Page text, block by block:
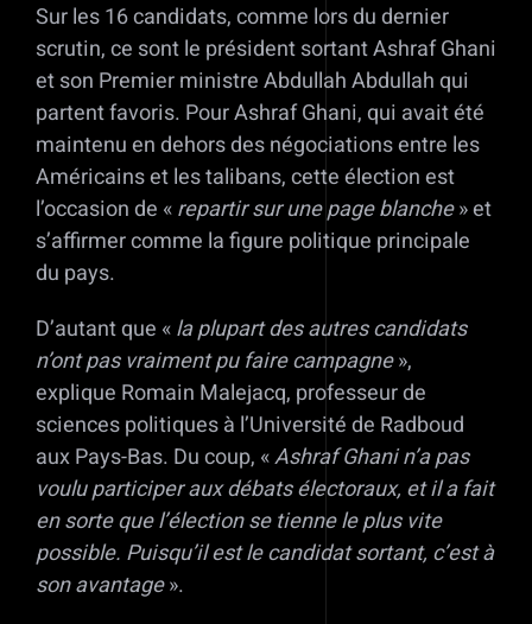
Sur les 16 candidats, comme lors du dernier
scrutin, ce sont le président sortant Ashraf Ghani
et son Premier ministre Abdullah Abdullah qui
partent favoris. Pour Ashraf Ghani, qui avait été
maintenu en dehors des négociations entre les
Américains et les talibans, cette élection est
l’occasion de «repartir sur une page blanche» et
s’affirmer comme la figure politique principale
du pays.
D’autant que «la plupart des autres candidats
n’ont pas vraiment pu faire campagne»,
explique Romain Malejacq, professeur de
sciences politiques à l’Université de Radboud
aux Pays-Bas. Du coup, «Ashraf Ghani n’a pas
voulu participer aux débats électoraux, et il a fait
en sorte que l’élection se tienne le plus vite
possible. Puisqu’il est le candidat sortant, c’est à
son avantage».